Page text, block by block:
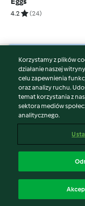
4.2 (24)
© Copyright 2026
Warunki korzystania
Polityka prywatności
Disclaimer
Znak wydawcy
Zgłoś treść
Oświadczenie o
Korzystamy z plików
działanie naszej
celu zapewnienia
oraz analizy ruchu.
temat korzystania z
sektora mediów
analitycznego.